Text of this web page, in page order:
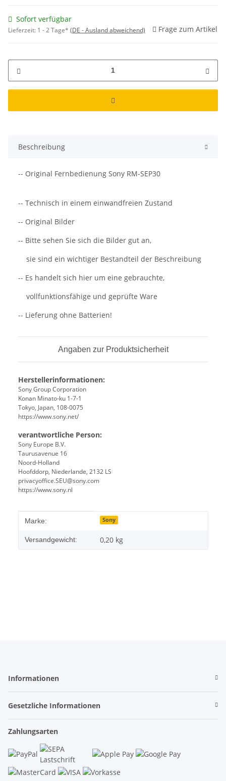
Sofort verfügbar
Lieferzeit: 1 - 2 Tage* (DE - Ausland abweichend) Frage zum Artikel
Beschreibung
-- Original Fernbedienung Sony RM-SEP30
-- Technisch in einem einwandfreien Zustand
-- Original Bilder
-- Bitte sehen Sie sich die Bilder gut an,
sie sind ein wichtiger Bestandteil der Beschreibung
-- Es handelt sich hier um eine gebrauchte,
vollfunktionsfähige und geprüfte Ware
-- Lieferung ohne Batterien!
Angaben zur Produktsicherheit
Herstellerinformationen:
Sony Group Corporation
Konan Minato-ku 1-7-1
Tokyo, Japan, 108-0075
https://www.sony.net/
verantwortliche Person:
Sony Europe B.V.
Taurusavenue 16
Noord-Holland
Hoofddorp, Niederlande, 2132 LS
privacyoffice.SEU@sony.com
https://www.sony.nl
Produkteigenschaft
Wert
Marke: Sony
Versandgewicht: 0,20 kg
Informationen
Gesetzliche Informationen
Zahlungsarten